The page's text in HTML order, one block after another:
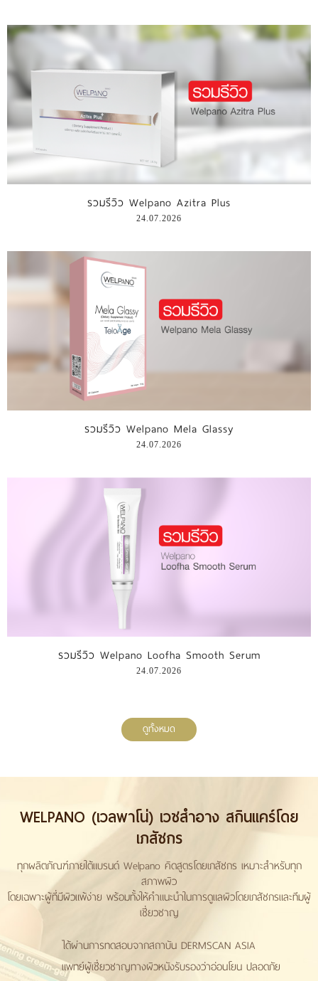
รวมรีวิว Welpano Azitra Plus
24.07.2026
รวมรีวิว Welpano Mela Glassy
24.07.2026
รวมรีวิว Welpano Loofha Smooth Serum
24.07.2026
ดูทั้งหมด
WELPANO (เวลพาโน่) เวชสำอาง สกินแคร์โดย
เภสัชกร
ทุกผลิตภัณฑ์ภายใต้แบรนด์ Welpano คิดสูตรโดยเภสัชกร เหมาะสำหรับทุก
สภาพผิว
โดยเฉพาะผู้ที่มีผิวแพ้ง่าย พร้อมทั้งให้คำแนะนำในการดูแลผิวโดยเภสัชกรและทีมผู้
เชี่ยวชาญ
ได้ผ่านการทดสอบจากสถาบัน DERMSCAN ASIA
แพทย์ผู้เชี่ยวชาญทางผิวหนังรับรองว่าอ่อนโยน ปลอดภัย